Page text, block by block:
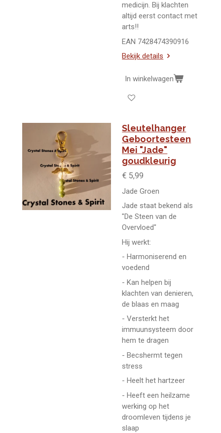
medicijn. Bij klachten
altijd eerst contact met
arts!!
EAN 7428474390916
Bekijk details
In winkelwagen
Sleutelhanger
Geboortesteen
Mei "Jade"
goudkleurig
€ 5,99
Jade Groen
Jade staat bekend als
"De Steen van de
Overvloed"
Hij werkt:
- Harmoniserend en
voedend
- Kan helpen bij
klachten van denieren,
de blaas en maag
- Versterkt het
immuunsysteem door
hem te dragen
- Becshermt tegen
stress
- Heelt het hartzeer
- Heeft een heilzame
werking op het
droomleven tijdens je
slaap